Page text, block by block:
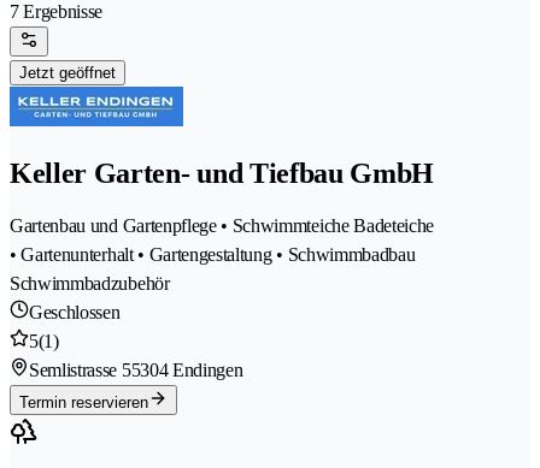
7 Ergebnisse
Jetzt geöffnet
Keller Garten- und Tiefbau GmbH
Gartenbau und Gartenpflege • Schwimmteiche Badeteiche
• Gartenunterhalt • Gartengestaltung • Schwimmbadbau
Schwimmbadzubehör
Geschlossen
5(1)
Semlistrasse 55304 Endingen
Termin reservieren